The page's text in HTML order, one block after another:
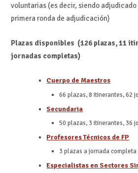
voluntarias (es decir, siendo
primera ronda de adjudicación)
Plazas disponibles (126 plazas, 11
jornadas completas)
Cuerpo de Maestros
66 plazas, 8 itinerantes, 62
Secundaria
50 plazas, 3 itinerantes, 36
Profesores Técnicos de FP
3 plazas a jornada completa
Especialistas en Sectores